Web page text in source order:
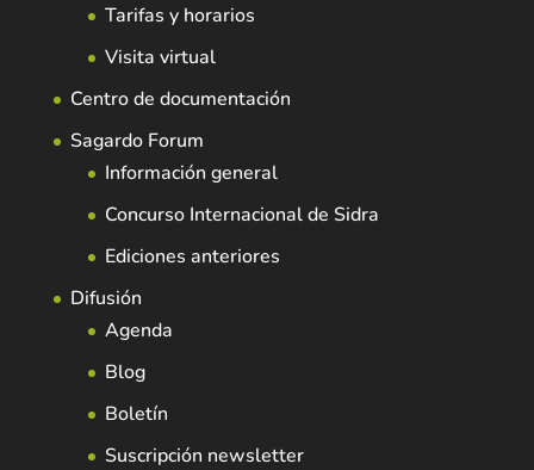
Tarifas y horarios
Visita virtual
Centro de documentación
Sagardo Forum
Información general
Concurso Internacional de Sidra
Ediciones anteriores
Difusión
Agenda
Blog
Boletín
Suscripción newsletter